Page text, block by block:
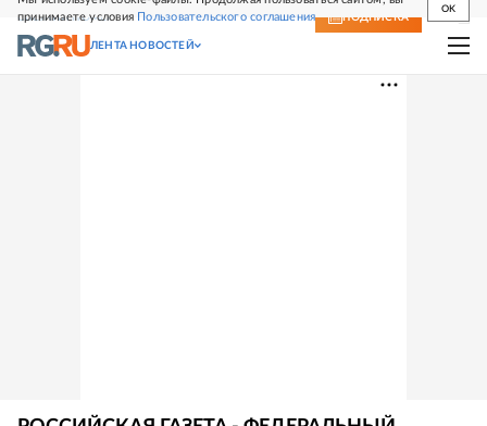
принимаете условия Пользовательского соглашения
OK
СВЕЖИЙ НОМЕР ПОДПИСКА
ЛЕНТА НОВОСТЕЙ